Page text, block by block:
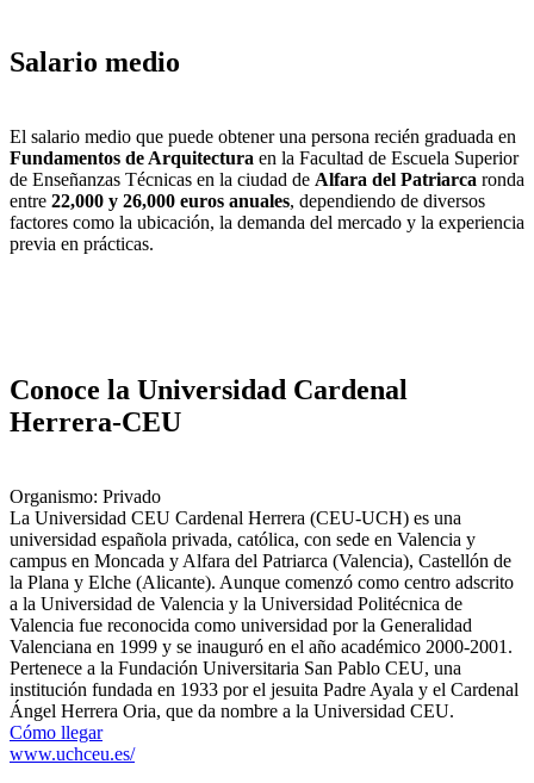
Salario medio
El salario medio que puede obtener una persona recién graduada en
Fundamentos de Arquitectura en la Facultad de Escuela Superior
de Enseñanzas Técnicas en la ciudad de Alfara del Patriarca ronda
entre 22,000 y 26,000 euros anuales, dependiendo de diversos
factores como la ubicación, la demanda del mercado y la experiencia
previa en prácticas.
Conoce la Universidad Cardenal
Herrera-CEU
Organismo: Privado
La Universidad CEU Cardenal Herrera (CEU-UCH)​ es una
universidad española privada, católica, con sede en Valencia y
campus en Moncada y Alfara del Patriarca (Valencia), Castellón de
la Plana y Elche (Alicante). Aunque comenzó como centro adscrito
a la Universidad de Valencia y la Universidad Politécnica de
Valencia fue reconocida como universidad por la Generalidad
Valenciana en 1999 y se inauguró en el año académico 2000-2001.
Pertenece a la Fundación Universitaria San Pablo CEU, una
institución fundada en 1933 por el jesuita Padre Ayala y el Cardenal
Ángel Herrera Oria, que da nombre a la Universidad CEU.
Cómo llegar
www.uchceu.es/